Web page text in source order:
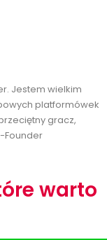
Jestem wielkim
platformówek
gracz,
Founder
warto